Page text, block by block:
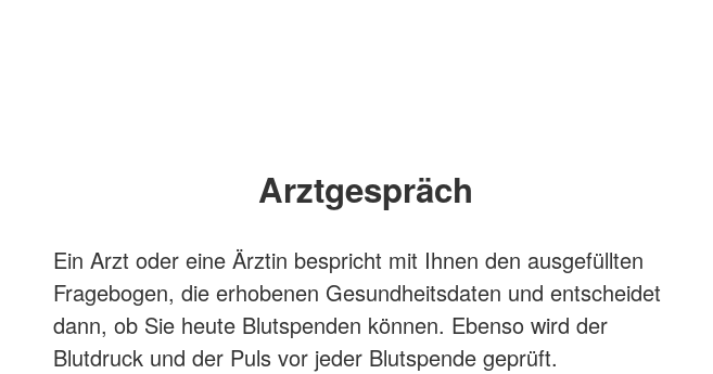
Arztgespräch
Ein Arzt oder eine Ärztin bespricht mit Ihnen den ausgefüllten
Fragebogen, die erhobenen Gesundheitsdaten und entscheidet
dann, ob Sie heute Blutspenden können. Ebenso wird der
Blutdruck und der Puls vor jeder Blutspende geprüft.